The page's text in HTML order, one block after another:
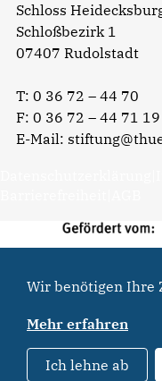
Schloss
Schloßbezirk 1
07407 Rudolstadt
T: 0 36 72 – 44 70
F: 0 36 72 – 44 71 19
E-Mail:
Wir benötigen Ihre
Mehr erfahren
Ich lehne ab